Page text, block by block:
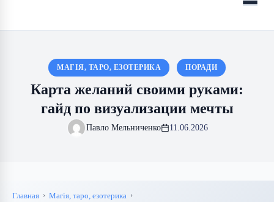
Меню
МАГІЯ, ТАРО, ЕЗОТЕРИКА ПОРАДИ
Карта желаний своими руками:
гайд по визуализации мечты
Павло Мельниченко 11.06.2026
Главная
Магія, таро, езотерика